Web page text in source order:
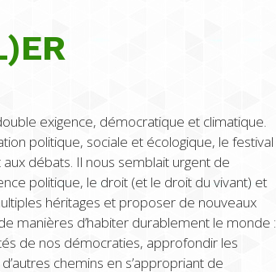
exigence, démocratique et climatique.
politique, sociale et écologique, le festival
débats. Il nous semblait urgent de
politique, le droit (et le droit du vivant) et
héritages et proposer de nouveaux
manières d’habiter durablement le monde :
de nos démocraties, approfondir les
chemins en s’appropriant de